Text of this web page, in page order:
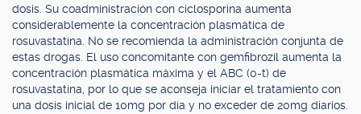
dosis. Su coadministración con ciclosporina aumenta
considerablemente la concentración plasmática de
rosuvastatina. No se recomienda la administración conjunta de
estas drogas. El uso concomitante con gemfibrozil aumenta la
concentración plasmática máxima y el ABC (0-t) de
rosuvastatina, por lo que se aconseja iniciar el tratamiento con
una dosis inicial de 10mg por día y no exceder de 20mg diarios.